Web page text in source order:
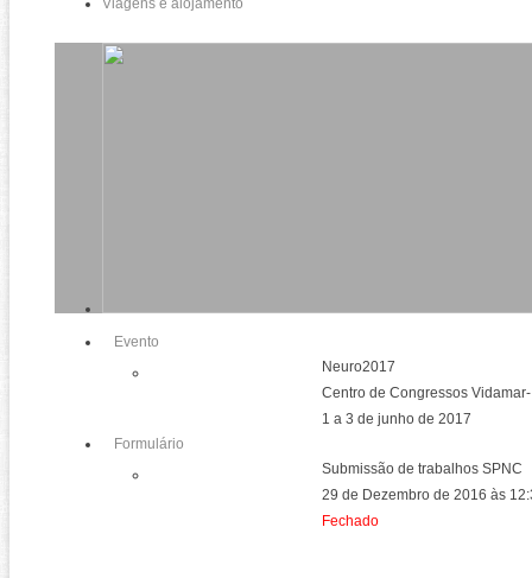
Viagens e alojamento
Evento
Neuro2017
Centro de Congressos
1 a 3 de junho de 2017
Formulário
Submissão de trabalhos SPNC
29 de Dezembro de 2016 às
Fechado